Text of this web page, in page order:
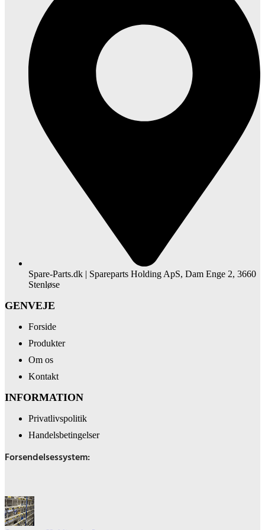
Spare-Parts.dk | Spareparts Holding ApS, Dam Enge 2, 3660
Stenløse
GENVEJE
Forside
Produkter
Om os
Kontakt
INFORMATION
Privatlivspolitik
Handelsbetingelser
Forsendelsessystem: